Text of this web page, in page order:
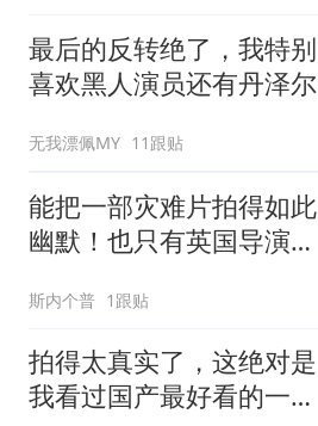
最后的反转绝了，我特别
喜欢黑人演员还有丹泽尔
无我漂佩MY 11跟贴
能把一部灾难片拍得如此
幽默！也只有英国导演才
斯内个普 1跟贴
拍得太真实了，这绝对是
我看过国产最好看的一部